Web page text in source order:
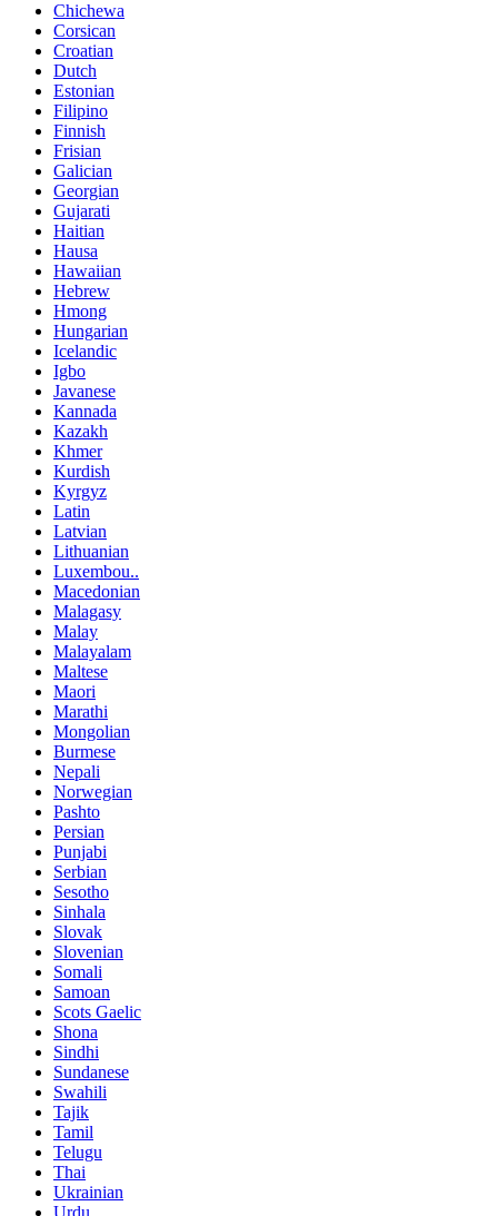
Chichewa
Corsican
Croatian
Dutch
Estonian
Filipino
Finnish
Frisian
Galician
Georgian
Gujarati
Haitian
Hausa
Hawaiian
Hebrew
Hmong
Hungarian
Icelandic
Igbo
Javanese
Kannada
Kazakh
Khmer
Kurdish
Kyrgyz
Latin
Latvian
Lithuanian
Luxembou..
Macedonian
Malagasy
Malay
Malayalam
Maltese
Maori
Marathi
Mongolian
Burmese
Nepali
Norwegian
Pashto
Persian
Punjabi
Serbian
Sesotho
Sinhala
Slovak
Slovenian
Somali
Samoan
Scots Gaelic
Shona
Sindhi
Sundanese
Swahili
Tajik
Tamil
Telugu
Thai
Ukrainian
Urdu